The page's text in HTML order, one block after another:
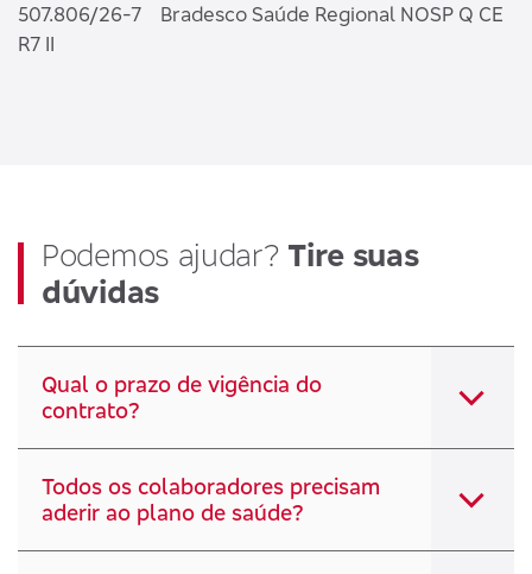
507.806/26-7 Bradesco Saúde Regional NOSP Q CE
R7 II
Podemos ajudar? Tire suas
dúvidas
Qual o prazo de vigência do
contrato?
Todos os colaboradores precisam
aderir ao plano de saúde?